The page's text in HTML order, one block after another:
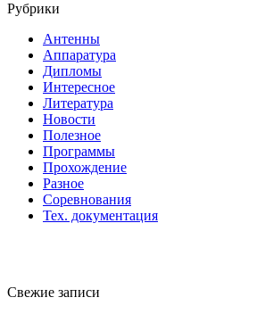
Рубрики
Антенны
Аппаратура
Дипломы
Интересное
Литература
Новости
Полезное
Программы
Прохождение
Разное
Соревнования
Тех. документация
Свежие записи